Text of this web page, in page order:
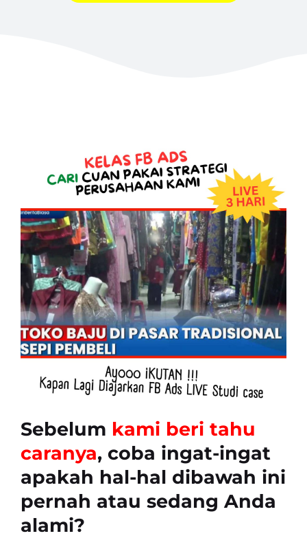
Sebelum kami beri tahu
caranya, coba ingat-ingat
apakah hal-hal dibawah ini
pernah atau sedang Anda
alami?